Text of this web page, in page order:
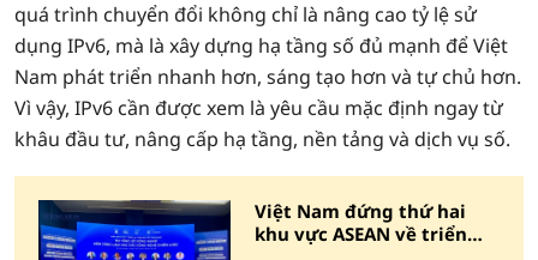
quá trình chuyển đổi không chỉ là nâng cao tỷ lệ sử
dụng IPv6, mà là xây dựng hạ tầng số đủ mạnh để Việt
Nam phát triển nhanh hơn, sáng tạo hơn và tự chủ hơn.
Vì vậy, IPv6 cần được xem là yêu cầu mặc định ngay từ
khâu đầu tư, nâng cấp hạ tầng, nền tảng và dịch vụ số.
Việt Nam đứng thứ hai
khu vực ASEAN về triển